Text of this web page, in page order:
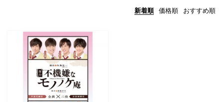
新着順 価格順 おすすめ順